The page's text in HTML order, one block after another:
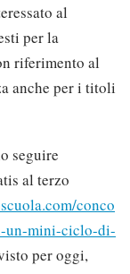
al
per la
riferimento al
anche per i titoli
seguire
al terzo
conco
un-mini-ciclo-di-
per oggi,